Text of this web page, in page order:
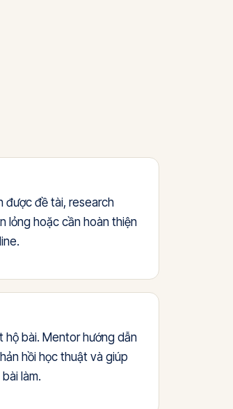
được đề tài, research
lỏng hoặc cần hoàn thiện
hộ bài. Mentor hướng dẫn
hồi học thuật và giúp
làm.